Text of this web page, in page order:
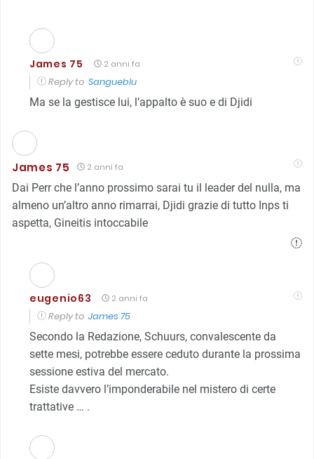
James 75 2 anni fa
Reply to Sangueblu
Ma se la gestisce lui, l’appalto è suo e di Djidi
James 75 2 anni fa
Dai Perr che l’anno prossimo sarai tu il leader del nulla, ma
almeno un’altro anno rimarrai, Djidi grazie di tutto Inps ti
aspetta, Gineitis intoccabile
eugenio63 2 anni fa
Reply to James 75
Secondo la Redazione, Schuurs, convalescente da
sette mesi, potrebbe essere ceduto durante la prossima
sessione estiva del mercato.
Esiste davvero l’imponderabile nel mistero di certe
trattative … .